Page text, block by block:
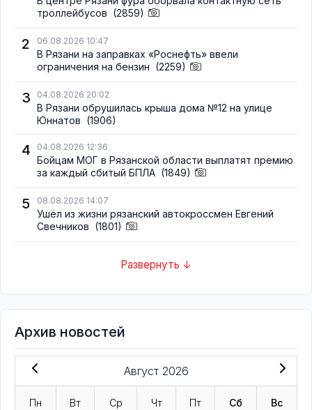
троллейбусов (2859)
2 06.08.2026 10:47
В Рязани на заправках «Роснефть» ввели
ограничения на бензин (2259)
3 04.08.2026 20:02
В Рязани обрушилась крыша дома №12 на улице
Юннатов (1906)
4 04.08.2026 12:36
Бойцам МОГ в Рязанской области выплатят премию
за каждый сбитый БПЛА (1849)
5 08.08.2026 14:07
Ушёл из жизни рязанский автокроссмен Евгений
Свечников (1801)
Развернуть ↓
Архив новостей
Август 2026
Пн Вт Ср Чт Пт Сб Вс